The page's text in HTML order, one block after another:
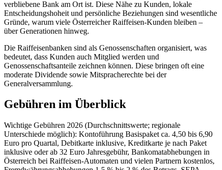
verbliebene Bank am Ort ist. Diese Nähe zu Kunden, lokale
Entscheidungshoheit und persönliche Beziehungen sind wesentliche
Gründe, warum viele Österreicher Raiffeisen-Kunden bleiben –
über Generationen hinweg.
Die Raiffeisenbanken sind als Genossenschaften organisiert, was
bedeutet, dass Kunden auch Mitglied werden und
Genossenschaftsanteile zeichnen können. Diese bringen oft eine
moderate Dividende sowie Mitspracherechte bei der
Generalversammlung.
Gebühren im Überblick
Wichtige Gebühren 2026 (Durchschnittswerte; regionale
Unterschiede möglich): Kontoführung Basispaket ca. 4,50 bis 6,90
Euro pro Quartal, Debitkarte inklusive, Kreditkarte je nach Paket
inklusive oder ab 32 Euro Jahresgebühr, Bankomatabhebungen in
Österreich bei Raiffeisen-Automaten und vielen Partnern kostenlos,